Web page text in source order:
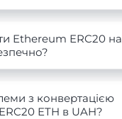
Ethereum ERC20 на
з конвертацією
ETH в UAH?